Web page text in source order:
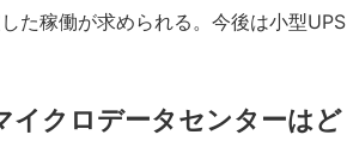
た稼働が求められる。今後は小型UPS
イクロデータセンターはど